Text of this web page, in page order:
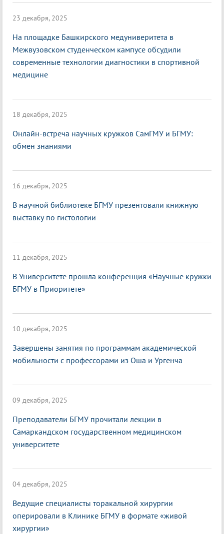
23 декабря, 2025
На площадке Башкирского медуниверитета в
Межвузовском студенческом кампусе обсудили
современные технологии диагностики в спортивной
медицине
18 декабря, 2025
Онлайн-встреча научных кружков СамГМУ и БГМУ:
обмен знаниями
16 декабря, 2025
В научной библиотеке БГМУ презентовали книжную
выставку по гистологии
11 декабря, 2025
В Университете прошла конференция «Научные кружки
БГМУ в Приоритете»
10 декабря, 2025
Завершены занятия по программам академической
мобильности с профессорами из Оша и Ургенча
09 декабря, 2025
Преподаватели БГМУ прочитали лекции в
Самаркандском государственном медицинском
университете
04 декабря, 2025
Ведущие специалисты торакальной хирургии
оперировали в Клинике БГМУ в формате «живой
хирургии»